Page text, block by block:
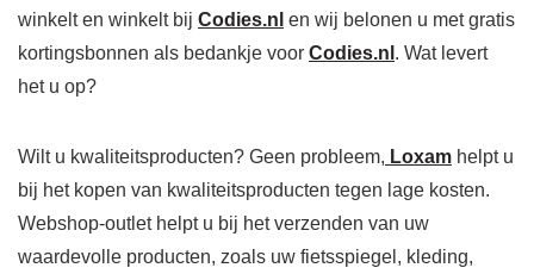
winkelt en winkelt bij Codies.nl en wij belonen u met gratis
kortingsbonnen als bedankje voor Codies.nl . Wat levert
het u op?
Wilt u kwaliteitsproducten? Geen probleem, Loxam helpt u
bij het kopen van kwaliteitsproducten tegen lage kosten.
Webshop-outlet helpt u bij het verzenden van uw
waardevolle producten, zoals uw fietsspiegel, kleding,